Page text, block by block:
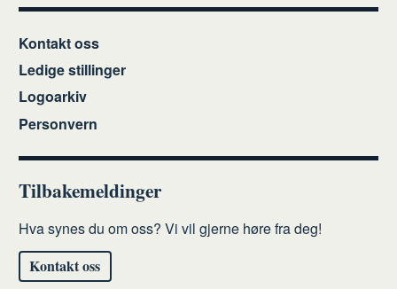
Kontakt oss
Ledige stillinger
Logoarkiv
Personvern
Tilbakemeldinger
Hva synes du om oss? Vi vil gjerne høre fra deg!
Kontakt oss